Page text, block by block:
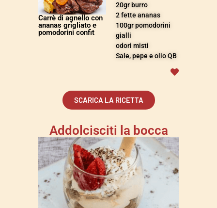
Carrè di agnello con
ananas grigliato e
pomodorini confit
20gr burro
2 fette ananas
100gr pomodorini
gialli
odori misti
Sale, pepe e olio QB
SCARICA LA RICETTA
Addolcisciti la bocca